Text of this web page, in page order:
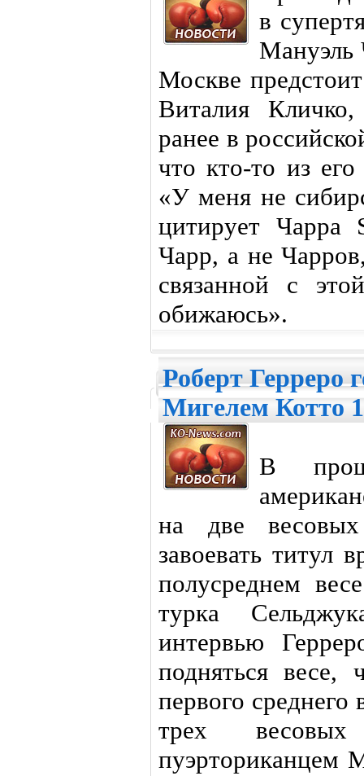
в
Мануэль
Москве
Виталия
ранее в
что кто-то из
«У меня не
цитирует
Чарр, а не
связанной с
обижаюсь».
Роберт Герреро
Мигелем Котто
В
на две
завоевать титул
полусреднем
турка
интервью
подняться весе,
первого
трех весовых
пуэрториканцем